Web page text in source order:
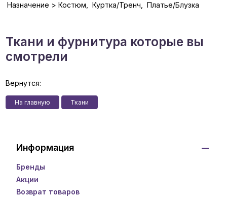
Назначение > Костюм, Куртка/Тренч, Платье/Блузка
Ткани и фурнитура которые вы
смотрели
Вернутся:
На главную Ткани
Информация
Бренды
Акции
Возврат товаров